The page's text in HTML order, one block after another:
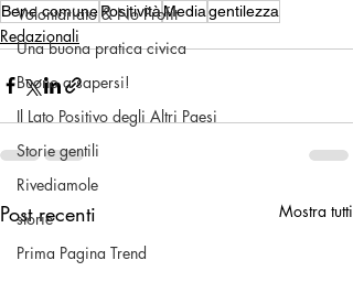
Volontariato & No Profit
Una buona pratica civica
Buono a sapersi!
Il Lato Positivo degli Altri Paesi
Storie gentili
Rivediamole
storie
Prima Pagina Trend
Bene comunePositivitàMediagentilezza
Redazionali
Post recenti Mostra tutti